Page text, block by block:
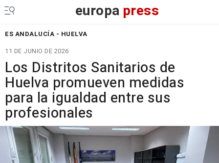
europa press
ES ANDALUCÍA - HUELVA
11 DE JUNIO DE 2026
Los Distritos Sanitarios de
Huelva promueven medidas
para la igualdad entre sus
profesionales